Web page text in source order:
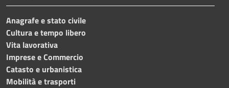
Anagrafe e stato civile
Cultura e tempo libero
Vita lavorativa
Imprese e Commercio
Catasto e urbanistica
Mobilità e trasporti